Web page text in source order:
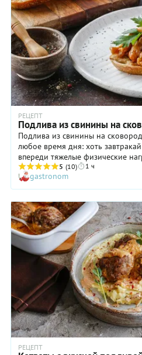
РЕЦЕПТ
Подлива из свинины на
Подлива из свинины на
любое время дня: хоть
впереди тяжелые физические
подаче мясная подливка требует
она с гречкой, макаронами или
можно подать подливу из
ломте хорошо подсушенного
вкусно. Как правильно
делать простую и вкусную
показываем в нашем пошаговом
5 (10) 1 ч
gastronom
РЕЦЕПТ